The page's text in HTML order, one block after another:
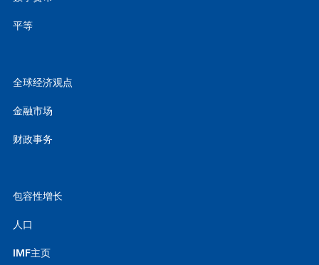
平等
全球经济观点
金融市场
财政事务
包容性增长
人口
IMF主页